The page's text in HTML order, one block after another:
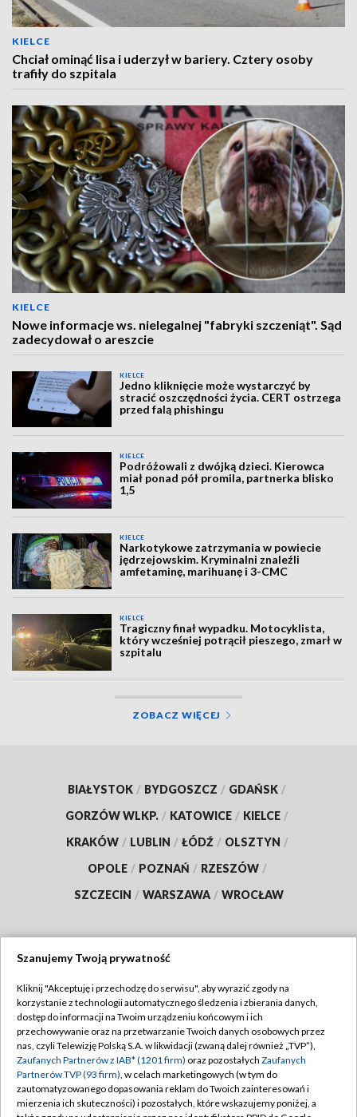
KIELCE
Chciał ominąć lisa i uderzył w bariery. Cztery osoby
trafiły do szpitala
KIELCE
Nowe informacje ws. nielegalnej "fabryki szczeniąt". Sąd
zadecydował o areszcie
KIELCE
Jedno kliknięcie może wystarczyć by
stracić oszczędności życia. CERT ostrzega
przed falą phishingu
KIELCE
Podróżowali z dwójką dzieci. Kierowca
miał ponad pół promila, partnerka blisko
1,5
KIELCE
Narkotykowe zatrzymania w powiecie
jędrzejowskim. Kryminalni znaleźli
amfetaminę, marihuanę i 3-CMC
KIELCE
Tragiczny finał wypadku. Motocyklista,
który wcześniej potrącił pieszego, zmarł w
szpitalu
ZOBACZ WIĘCEJ
BIAŁYSTOK / BYDGOSZCZ / GDAŃSK /
GORZÓW WLKP. / KATOWICE / KIELCE /
KRAKÓW / LUBLIN / ŁÓDŹ / OLSZTYN /
OPOLE / POZNAŃ / RZESZÓW /
SZCZECIN / WARSZAWA / WROCŁAW
TVP
Abonament TVP
Emisja w TVP
Centrum informacji TVP
Naziemna Telewizja Cyfrowa
Regulamin TVP
Polityka prywatności
Moje zgody
Pomoc
Szanujemy Twoją prywatność
Kliknij "Akceptuję i przechodzę do serwisu", aby wyrazić zgody na
korzystanie z technologii automatycznego śledzenia i zbierania danych,
dostęp do informacji na Twoim urządzeniu końcowym i ich
przechowywanie oraz na przetwarzanie Twoich danych osobowych przez
nas, czyli Telewizję Polską S.A. w likwidacji (zwaną dalej również „TVP”),
Zaufanych Partnerów z IAB* (1201 firm) oraz pozostałych Zaufanych
Partnerów TVP (93 firm), w celach marketingowych (w tym do
zautomatyzowanego dopasowania reklam do Twoich zainteresowań i
mierzenia ich skuteczności) i pozostałych, które wskazujemy poniżej, a